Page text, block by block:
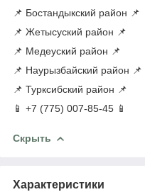
📌 Бостандыкский район 📌
📌 Жетысуский район 📌
📌 Медеуский район 📌
📌 Наурызбайский район 📌
📌 Турксибский район 📌
📱 +7 (775) 007-85-45 📱
Скрыть
Характеристики